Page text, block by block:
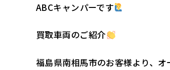
ABCキャンパーです
買取車両のご紹介
福島県南相馬市のお客様より、